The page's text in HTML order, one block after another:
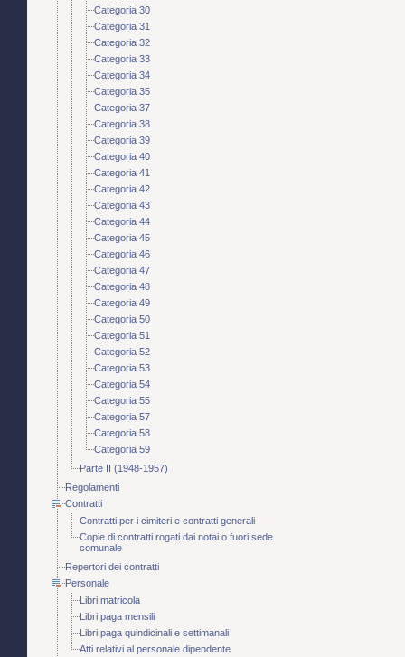
Categoria 30
Categoria 31
Categoria 32
Categoria 33
Categoria 34
Categoria 35
Categoria 37
Categoria 38
Categoria 39
Categoria 40
Categoria 41
Categoria 42
Categoria 43
Categoria 44
Categoria 45
Categoria 46
Categoria 47
Categoria 48
Categoria 49
Categoria 50
Categoria 51
Categoria 52
Categoria 53
Categoria 54
Categoria 55
Categoria 57
Categoria 58
Categoria 59
Parte II (1948-1957)
Regolamenti
Contratti
Contratti per i cimiteri e contratti generali
Copie di contratti rogati dai notai o fuori sede
comunale
Repertori dei contratti
Personale
Libri matricola
Libri paga mensili
Libri paga quindicinali e settimanali
Atti relativi al personale dipendente